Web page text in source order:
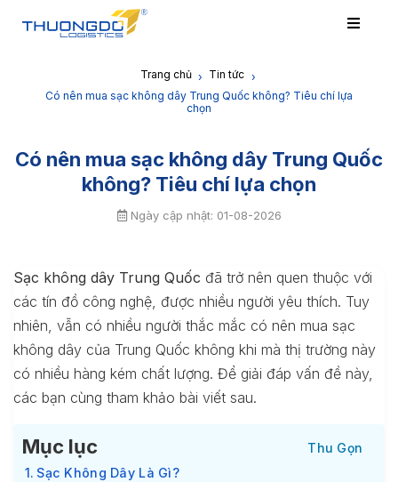
Trang chủ › Tin tức ›
Có nên mua sạc không dây Trung Quốc không? Tiêu chí lựa
chọn
Có nên mua sạc không dây Trung Quốc
không? Tiêu chí lựa chọn
Ngày cập nhật: 01-08-2026
Sạc không dây Trung Quốc đã trở nên quen thuộc với
các tín đồ công nghệ, được nhiều người yêu thích. Tuy
nhiên, vẫn có nhiều người thắc mắc có nên mua sạc
không dây của Trung Quốc không khi mà thị trường này
có nhiều hàng kém chất lượng. Để giải đáp vấn đề này,
các bạn cùng tham khảo bài viết sau.
Mục lục
Sạc Không Dây Là Gì?